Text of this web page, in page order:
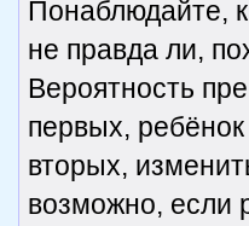
Понаблюдайте,
не правда ли,
Вероятность
первых, ребёнок
вторых,
возможно, если